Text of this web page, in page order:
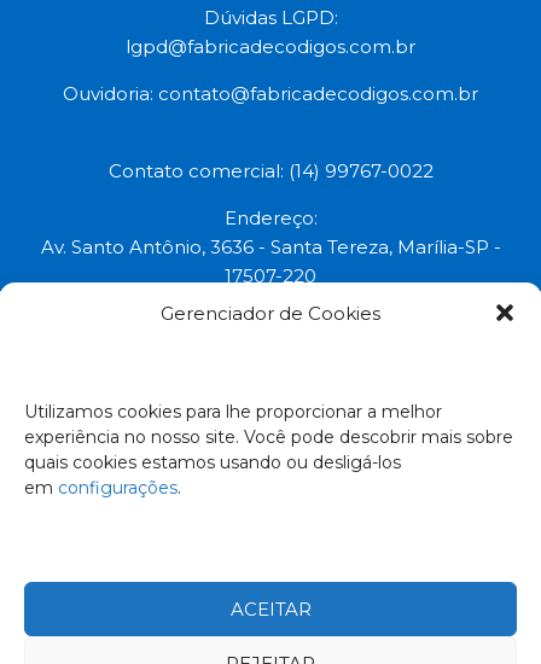
Gerenciador de Cookies
Utilizamos cookies para lhe proporcionar a melhor
experiência no nosso site. Você pode descobrir mais sobre
quais cookies estamos usando ou desligá-los
em configurações.
ACEITAR
Dúvidas LGPD:
lgpd@fabricadecodigos.com.br
Ouvidoria: contato@fabricadecodigos.com.br
Contato comercial: (14) 99767-0022
Endereço:
Av. Santo Antônio, 3636 - Santa Tereza, Marília-SP -
17507-220
Todos os direitos reservados © 2023.
Empresa Certificada: